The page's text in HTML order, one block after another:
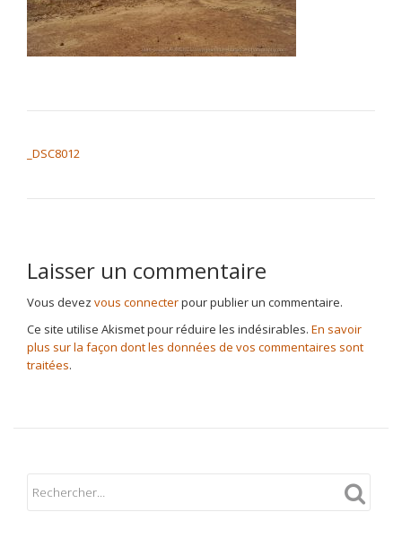
_DSC8012
Laisser un commentaire
Vous devez vous connecterpour publier un commentaire.
Ce site utilise Akismet pour réduire les indésirables. En savoir
plus sur la façon dont les données de vos commentaires sont
traitées.